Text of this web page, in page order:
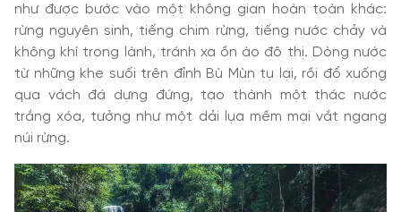
như được bước vào một không gian hoàn toàn khác:
rừng nguyên sinh, tiếng chim rừng, tiếng nước chảy và
không khí trong lành, tránh xa ồn ào đô thị. Dòng nước
từ những khe suối trên đỉnh Bù Mùn tụ lại, rồi đổ xuống
qua vách đá dựng đứng, tạo thành một thác nước
trắng xóa, tưởng như một dải lụa mềm mại vắt ngang
núi rừng.